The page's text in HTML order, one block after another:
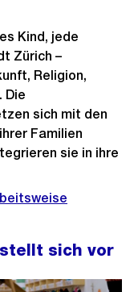
Kind, jede
Zürich –
Religion,
Die
sich mit den
Familien
sie in ihre
sich vor